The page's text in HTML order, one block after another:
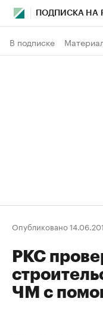
ПОДПИСКА НА
В подписке
Опубликовано
РКС
ЧМ с